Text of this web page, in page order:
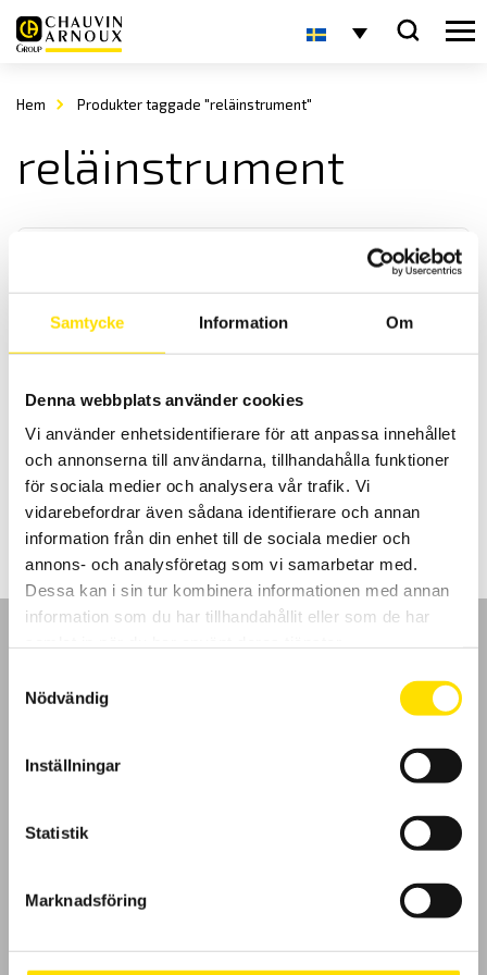
Samtycke Information Om
Denna webbplats använder cookies
Vi använder enhetsidentifierare för att anpassa innehållet
och annonserna till användarna, tillhandahålla funktioner
för sociala medier och analysera vår trafik. Vi
vidarebefordrar även sådana identifierare och annan
information från din enhet till de sociala medier och
annons- och analysföretag som vi samarbetar med.
Dessa kan i sin tur kombinera informationen med annan
information som du har tillhandahållit eller som de har
Nödvändig
Inställningar
Statistik
Marknadsföring
Hem Produkter taggade "reläinstrument"
reläinstrument
Analoga panelinstrument
Vi levererar analoga panelinstrument i storlek enligt DIN-norm,
både enstaka samt i större antal för ert projekt.
LÄS MER